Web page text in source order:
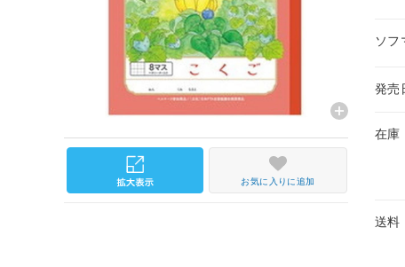
ソフ
発売
在庫
送料
お気に入りに追加